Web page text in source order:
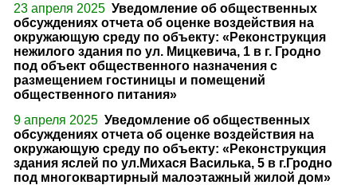
23 апреля 2025 Уведомление об общественных
обсуждениях отчета об оценке воздействия на
окружающую среду по объекту: «Реконструкция
нежилого здания по ул. Мицкевича, 1 в г. Гродно
под объект общественного назначения с
размещением гостиницы и помещений
общественного питания»
9 апреля 2025 Уведомление об общественных
обсуждениях отчета об оценке воздействия на
окружающую среду по объекту: «Реконструкция
здания яслей по ул.Михася Василька, 5 в г.Гродно
под многоквартирный малоэтажный жилой дом»